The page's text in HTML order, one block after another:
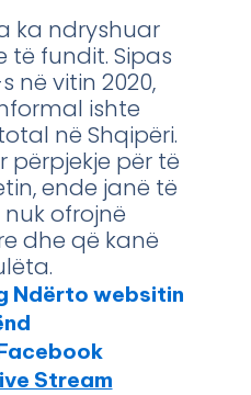
ka ndryshuar
të fundit. Sipas
në vitin 2020,
ishte
në Shqipëri.
përpjekje për të
ende janë të
ofrojnë
dhe që kanë
Ndërto websitin
Stream